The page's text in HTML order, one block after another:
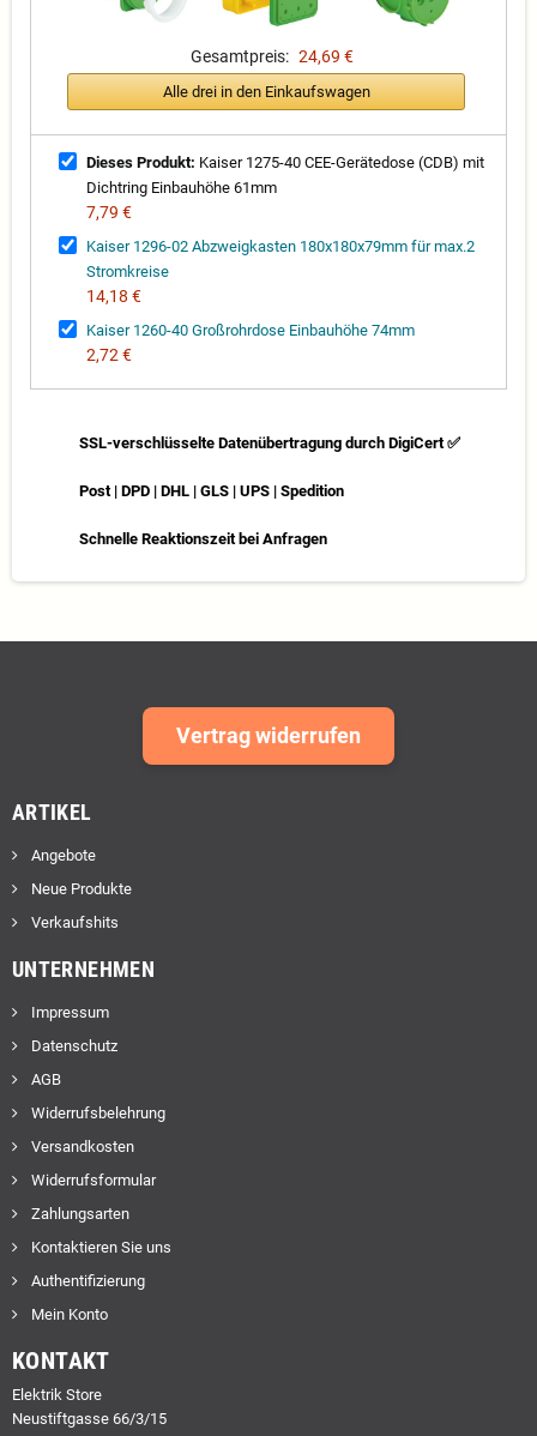
Gesamtpreis: 24,69 €
Alle drei in den Einkaufswagen
Dieses Produkt: Kaiser 1275-40 CEE-Gerätedose (CDB) mit
Dichtring Einbauhöhe 61mm
7,79 €
Kaiser 1296-02 Abzweigkasten 180x180x79mm für max.2
Stromkreise
14,18 €
Kaiser 1260-40 Großrohrdose Einbauhöhe 74mm
2,72 €
SSL-verschlüsselte Datenübertragung durch DigiCert ✅
Post | DPD | DHL | GLS | UPS | Spedition
Schnelle Reaktionszeit bei Anfragen
Vertrag widerrufen
ARTIKEL
Angebote
Neue Produkte
Verkaufshits
UNTERNEHMEN
Impressum
Datenschutz
AGB
Widerrufsbelehrung
Versandkosten
Widerrufsformular
Zahlungsarten
Kontaktieren Sie uns
Authentifizierung
Mein Konto
KONTAKT
Elektrik Store
Neustiftgasse 66/3/15